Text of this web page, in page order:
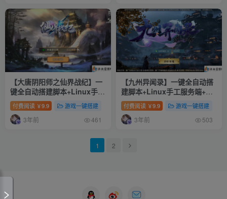
【大唐阴阳师之仙界战纪】一
键全自动搭建脚本+Linux手工
服务端+GM授权后台+安卓苹
果双端+详细搭建教程
付费阅读 ￥9.9 游戏一键搭建
3年前 461
【九州异闻录】一键全自动搭
建脚本+Linux手工服务端+多
区+安卓苹果双端+CDK授权后
台+详细搭建教程
付费阅读 ￥9.9 游戏一键搭建
3年前 503
1 2